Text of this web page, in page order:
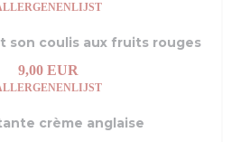
son coulis aux fruits rouges
9,00 EUR
crème anglaise